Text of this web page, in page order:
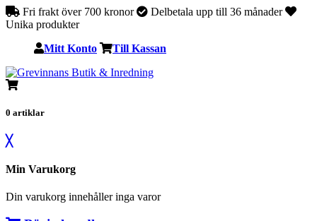
Fri frakt över 700 kronor
Delbetala upp till 36 månader
Unika produkter
Mitt Konto Till Kassan
0 artiklar
╳
Min Varukorg
Din varukorg innehåller inga varor